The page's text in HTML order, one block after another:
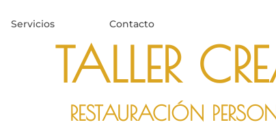
Servicios Contacto
TALLER
RESTAURACIÓN